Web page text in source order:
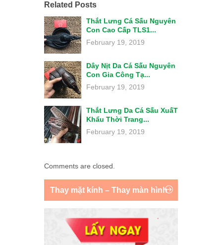
Related Posts
Thắt Lưng Cá Sấu Nguyên
Con Cao Cấp TLS1...
February 19, 2019
Dây Nịt Da Cá Sấu Nguyên
Con Gia Công Tạ...
February 19, 2019
Thắt Lưng Da Cá Sấu XuấT
Khẩu Thời Trang...
February 19, 2019
Comments are closed.
Thay mặt kính – Thay màn hình